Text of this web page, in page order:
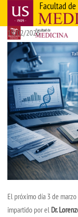
Pasar
contenido
principal
Navegación
principal
19/02/2026
El próximo día 3 de
impartido por el Dr.